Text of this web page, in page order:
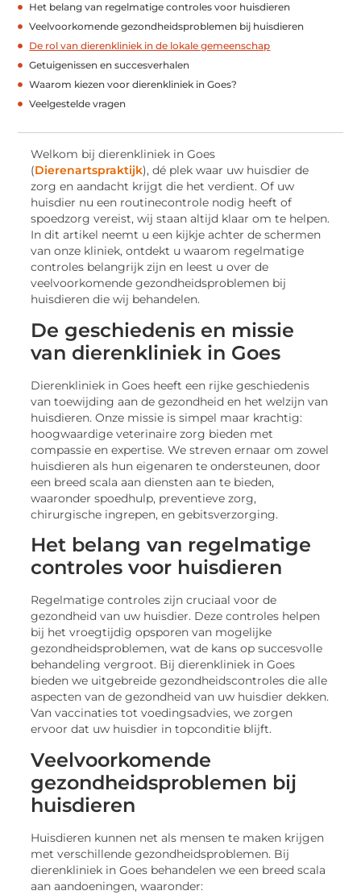
Het belang van regelmatige controles voor huisdieren
Veelvoorkomende gezondheidsproblemen bij huisdieren
De rol van dierenkliniek in de lokale gemeenschap
Getuigenissen en succesverhalen
Waarom kiezen voor dierenkliniek in Goes?
Veelgestelde vragen
Welkom bij dierenkliniek in Goes
(Dierenartspraktijk), dé plek waar uw huisdier de
zorg en aandacht krijgt die het verdient. Of uw
huisdier nu een routinecontrole nodig heeft of
spoedzorg vereist, wij staan altijd klaar om te helpen.
In dit artikel neemt u een kijkje achter de schermen
van onze kliniek, ontdekt u waarom regelmatige
controles belangrijk zijn en leest u over de
veelvoorkomende gezondheidsproblemen bij
huisdieren die wij behandelen.
De geschiedenis en missie
van dierenkliniek in Goes
Dierenkliniek in Goes heeft een rijke geschiedenis
van toewijding aan de gezondheid en het welzijn van
huisdieren. Onze missie is simpel maar krachtig:
hoogwaardige veterinaire zorg bieden met
compassie en expertise. We streven ernaar om zowel
huisdieren als hun eigenaren te ondersteunen, door
een breed scala aan diensten aan te bieden,
waaronder spoedhulp, preventieve zorg,
chirurgische ingrepen, en gebitsverzorging.
Het belang van regelmatige
controles voor huisdieren
Regelmatige controles zijn cruciaal voor de
gezondheid van uw huisdier. Deze controles helpen
bij het vroegtijdig opsporen van mogelijke
gezondheidsproblemen, wat de kans op succesvolle
behandeling vergroot. Bij dierenkliniek in Goes
bieden we uitgebreide gezondheidscontroles die alle
aspecten van de gezondheid van uw huisdier dekken.
Van vaccinaties tot voedingsadvies, we zorgen
ervoor dat uw huisdier in topconditie blijft.
Veelvoorkomende
gezondheidsproblemen bij
huisdieren
Huisdieren kunnen net als mensen te maken krijgen
met verschillende gezondheidsproblemen. Bij
dierenkliniek in Goes behandelen we een breed scala
aan aandoeningen, waaronder: